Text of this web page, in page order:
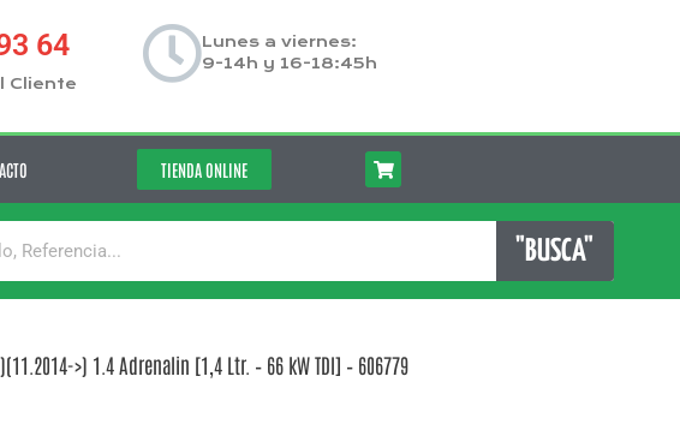
64
Cliente
Lunes a viernes:
9-14h y 16-18:45h
TIENDA ONLINE
"BUSCA"
>) 1.4 Adrenalin [1,4 Ltr. – 66 kW TDI] – 606779